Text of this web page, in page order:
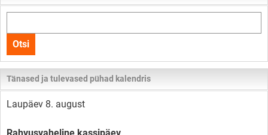
kogu
lehelt
Otsi
Tänased ja tulevased pühad kalendris
Laupäev 8. august